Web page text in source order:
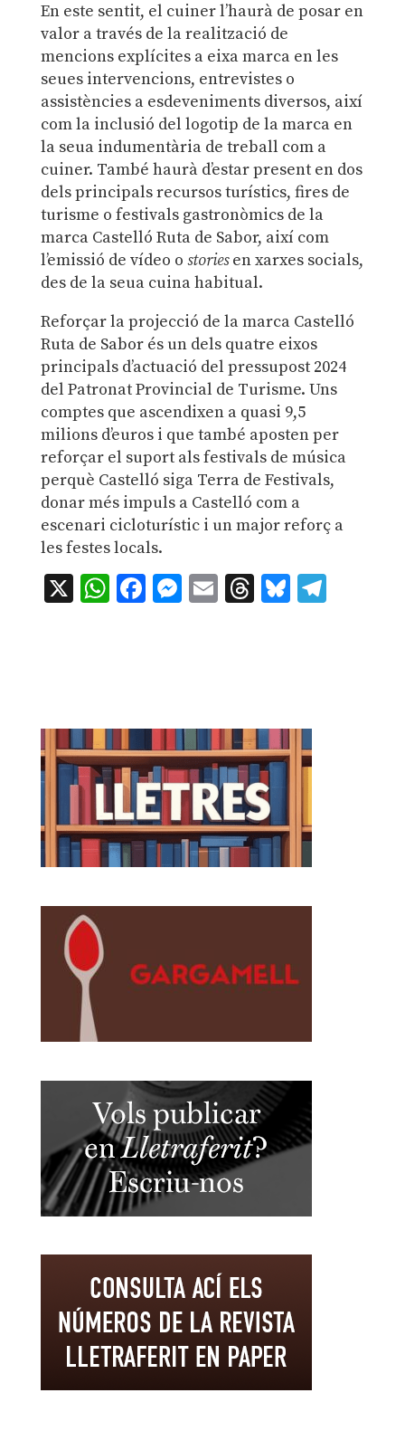
En este sentit, el cuiner l’haurà de posar en
valor a través de la realització de
mencions explícites a eixa marca en les
seues intervencions, entrevistes o
assistències a esdeveniments diversos, així
com la inclusió del logotip de la marca en
la seua indumentària de treball com a
cuiner. També haurà d’estar present en dos
dels principals recursos turístics, fires de
turisme o festivals gastronòmics de la
marca Castelló Ruta de Sabor, així com
l’emissió de vídeo o storiesen xarxes socials,
des de la seua cuina habitual.
Reforçar la projecció de la marca Castelló
Ruta de Sabor és un dels quatre eixos
principals d’actuació del pressupost 2024
del Patronat Provincial de Turisme. Uns
comptes que ascendixen a quasi 9,5
milions d’euros i que també aposten per
reforçar el suport als festivals de música
perquè Castelló siga Terra de Festivals,
donar més impuls a Castelló com a
escenari cicloturístic i un major reforç a
les festes locals.
X WhatsApp
Facebook
Messenger
EmailThreads
Bluesky